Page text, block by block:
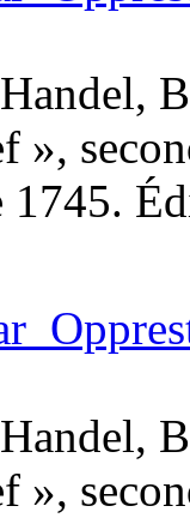
»,
1745.
»,